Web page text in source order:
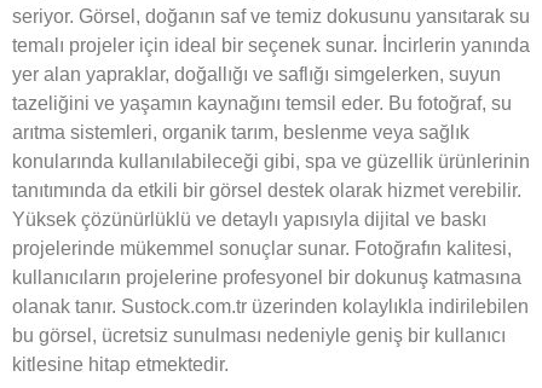
seriyor. Görsel, doğanın saf ve temiz dokusunu yansıtarak su
temalı projeler için ideal bir seçenek sunar. İncirlerin yanında
yer alan yapraklar, doğallığı ve saflığı simgelerken, suyun
tazeliğini ve yaşamın kaynağını temsil eder. Bu fotoğraf, su
arıtma sistemleri, organik tarım, beslenme veya sağlık
konularında kullanılabileceği gibi, spa ve güzellik ürünlerinin
tanıtımında da etkili bir görsel destek olarak hizmet verebilir.
Yüksek çözünürlüklü ve detaylı yapısıyla dijital ve baskı
projelerinde mükemmel sonuçlar sunar. Fotoğrafın kalitesi,
kullanıcıların projelerine profesyonel bir dokunuş katmasına
olanak tanır. Sustock.com.tr üzerinden kolaylıkla indirilebilen
bu görsel, ücretsiz sunulması nedeniyle geniş bir kullanıcı
kitlesine hitap etmektedir.